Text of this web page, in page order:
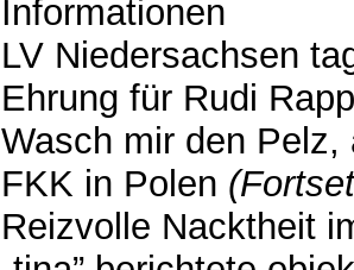
Informationen
LV Niedersachsen
Ehrung für Rudi
Wasch mir den
FKK in Polen
Reizvolle Nacktheit